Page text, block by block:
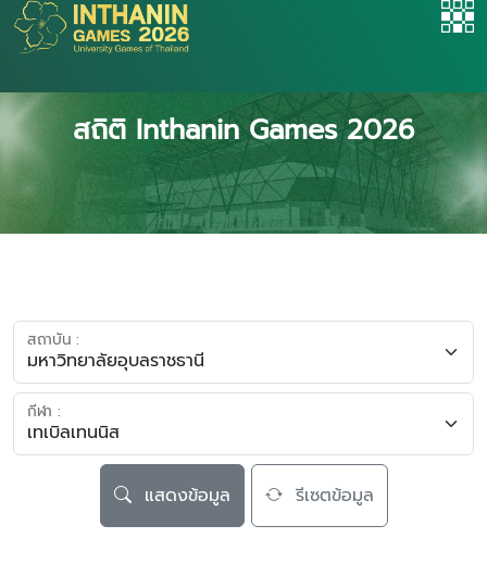
สถิติ Inthanin Games 2026
สถาบัน :
กีฬา :
แสดงข้อมูล รีเซตข้อมูล